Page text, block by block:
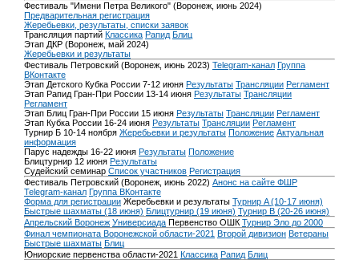
Фестиваль "Имени Петра Великого" (Воронеж, июнь 2024)
Предварительная регистрация
Жеребьевки, результаты, списки заявок
Трансляция партий Классика Рапид Блиц
Этап ДКР (Воронеж, май 2024)
Жеребьевки и результаты
Фестиваль Петровский (Воронеж, июнь 2023) Telegram-канал Группа
ВКонтакте
Этап Детского Кубка России 7-12 июня Результаты Трансляции Регламент
Этап Рапид Гран-При России 13-14 июня Результаты Трансляции
Регламент
Этап Блиц Гран-При России 15 июня Результаты Трансляции Регламент
Этап Кубка России 16-24 июня Результаты Трансляции Регламент
Турнир Б 10-14 ноября Жеребьевки и результаты Положение Актуальная
информация
Парус надежды 16-22 июня Результаты Положение
Блицтурнир 12 июня Результаты
Судейский семинар Список участников Регистрация
Фестиваль Петровский (Воронеж, июнь 2022) Анонс на сайте ФШР
Telegram-канал Группа ВКонтакте
Форма для регистрации Жеребьевки и результаты Турнир A (10-17 июня)
Быстрые шахматы (18 июня) Блицтурнир (19 июня) Турнир B (20-26 июня)
Апрельский Воронеж Универсиада Первенство ОШК Турнир Эло до 2000
Финал чемпионата Воронежской области-2021 Второй дивизион Ветераны
Быстрые шахматы Блиц
Юниорские первенства области-2021 Классика Рапид Блиц